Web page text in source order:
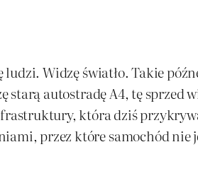
Widzę światło. Takie
starą autostradę A4, tę
która dziś
przez które samochód nie